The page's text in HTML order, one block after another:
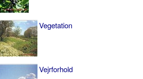
Vegetation
Vejrforhold